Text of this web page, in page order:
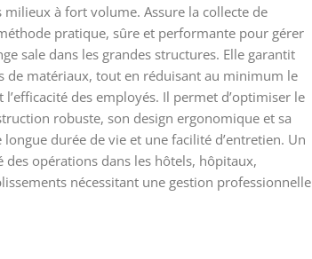
à fort volume. Assure la collecte de
pratique, sûre et performante pour gérer
sale dans les grandes structures. Elle garantit
de matériaux, tout en réduisant au minimum le
des employés. Il permet d’optimiser le
robuste, son design ergonomique et sa
durée de vie et une facilité d’entretien. Un
opérations dans les hôtels, hôpitaux,
nécessitant une gestion professionnelle